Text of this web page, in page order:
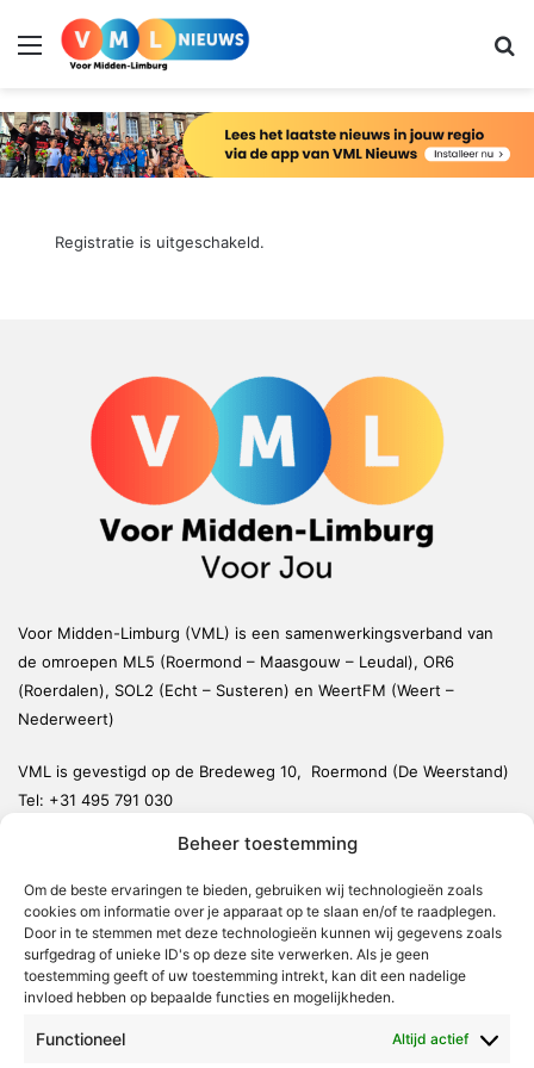
Beheer toestemming
Om de beste ervaringen te bieden, gebruiken wij technologieën zoals
cookies om informatie over je apparaat op te slaan en/of te raadplegen.
Door in te stemmen met deze technologieën kunnen wij gegevens zoals
surfgedrag of unieke ID's op deze site verwerken. Als je geen
toestemming geeft of uw toestemming intrekt, kan dit een nadelige
invloed hebben op bepaalde functies en mogelijkheden.
Functioneel Altijd actief
Menu
Registratie is uitgeschakeld.
Voor Midden-Limburg (VML) is een samenwerkingsverband van
de omroepen ML5 (Roermond – Maasgouw – Leudal), OR6
(Roerdalen), SOL2 (Echt – Susteren) en WeertFM (Weert –
Nederweert)
VML is gevestigd op de Bredeweg 10, Roermond (De Weerstand)
Tel: +31 495 791 030
Weert
Nederweert
Leudal
Maasgouw
Echt-Susteren